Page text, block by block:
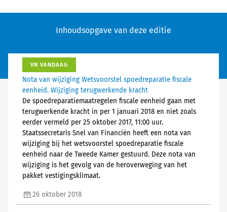
Inhoudsopgave van deze editie
VN VANDAAG
Nota van wijziging Wetsvoorstel spoedreparatie fiscale
eenheid. Wijziging terugwerkende kracht
De spoedreparatiemaatregelen fiscale eenheid gaan met
terugwerkende kracht in per 1 januari 2018 en niet zoals
eerder vermeld per 25 oktober 2017, 11:00 uur.
Staatssecretaris Snel van Financiën heeft een nota van
wijziging bij het wetsvoorstel spoedreparatie fiscale
eenheid naar de Tweede Kamer gestuurd. Deze nota van
wijziging is het gevolg van de heroverweging van het
pakket vestigingsklimaat.
26 oktober 2018